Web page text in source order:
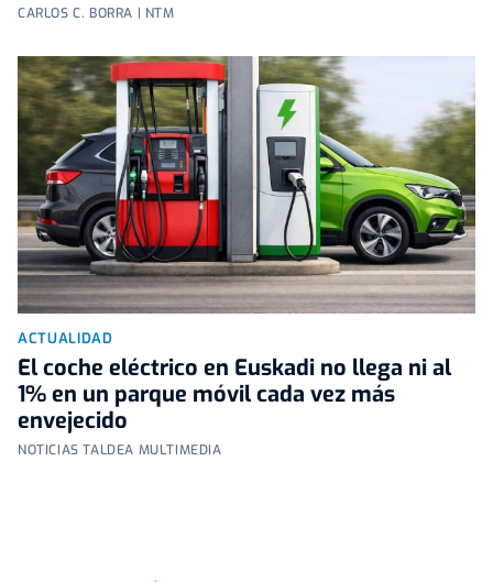
CARLOS C. BORRA | NTM
ACTUALIDAD
El coche eléctrico en Euskadi no llega ni al
1% en un parque móvil cada vez más
envejecido
NOTICIAS TALDEA MULTIMEDIA